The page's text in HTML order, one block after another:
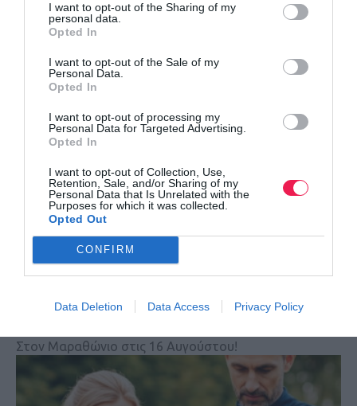
I want to opt-out of the Sharing of my
personal data.
Opted In
I want to opt-out of the Sale of my
Personal Data.
Opted In
I want to opt-out of processing my
Personal Data for Targeted Advertising.
Opted In
I want to opt-out of Collection, Use,
Retention, Sale, and/or Sharing of my
Personal Data that Is Unrelated with the
Purposes for which it was collected.
Opted Out
CONFIRM
Data Deletion Data Access Privacy Policy
Το promo video του 8ου Νάουσα Βέρμιο Trail
Ο αγώνας πλησιάζει…
Γιώργος Σταμούλης και Ματίνα Νούλα στο
Στον Μαραθώνιο στις 16 Αυγούστου!